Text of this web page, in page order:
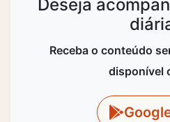
Deseja
Receba o conteúdo
disponível